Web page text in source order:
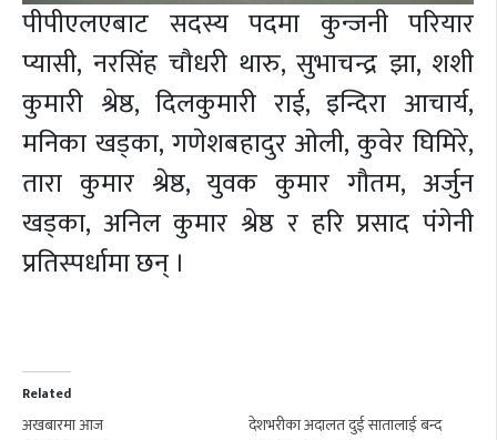
पीपीएलएबाट सदस्य पदमा कुन्जनी परियार
प्यासी, नरसिंह चौधरी थारु, सुभाचन्द्र झा, शशी
कुमारी श्रेष्ठ, दिलकुमारी राई, इन्दिरा आचार्य,
मनिका खड्का, गणेशबहादुर ओली, कुवेर घिमिरे,
तारा कुमार श्रेष्ठ, युवक कुमार गौतम, अर्जुन
खड्का, अनिल कुमार श्रेष्ठ र हरि प्रसाद पंगेनी
प्रतिस्पर्धामा छन् ।
Related
अखबारमा आज
देशभरीका अदालत दुई सातालाई बन्द